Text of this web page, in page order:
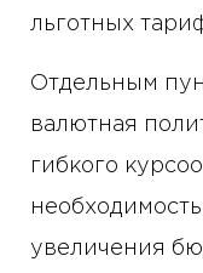
льготных
Отдельным
валютная
гибкого
увеличения